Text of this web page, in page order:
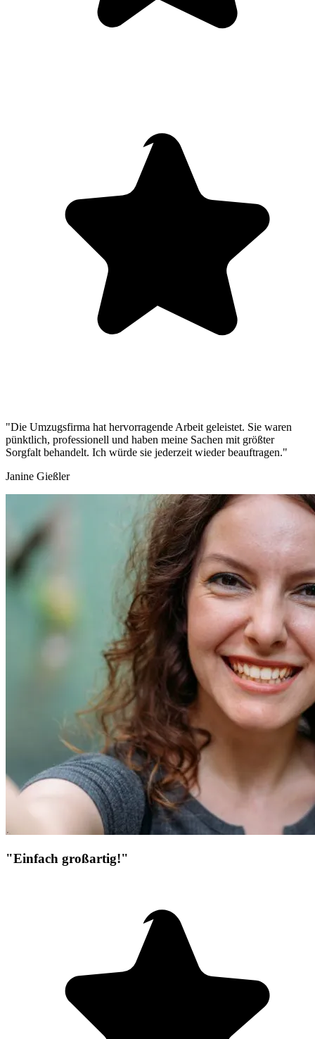
"Die Umzugsfirma hat hervorragende Arbeit geleistet. Sie waren
pünktlich, professionell und haben meine Sachen mit größter
Sorgfalt behandelt. Ich würde sie jederzeit wieder beauftragen."
Janine Gießler
"Einfach großartig!"